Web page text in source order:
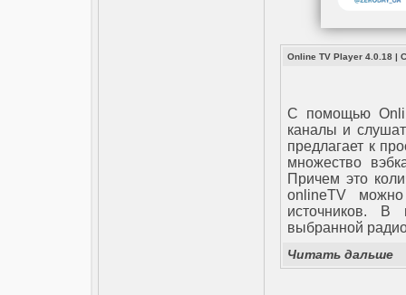
Online TV Player 4.0.18 |
C помощью
каналы и
предлагает к
множество
Причем это
onlineTV
источников. В
выбранной
Читать дальше